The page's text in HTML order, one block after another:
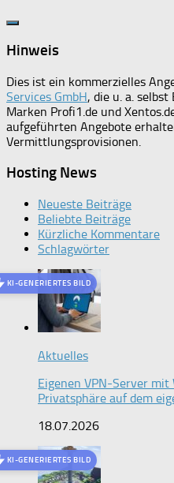
Hinweis
Dies ist ein kommerzielles
Services GmbH, die u. a.
Marken Profi1.de und
aufgeführten Angebote
Vermittlungsprovisionen.
Hosting News
Neueste Beiträge
Beliebte Beiträge
Kürzliche Kommentare
Schlagwörter
KI-GENERIERTES BILD
Aktuelles
Eigenen VPN-Server
Privatsphäre auf dem
18.07.2026
KI-GENERIERTES BILD